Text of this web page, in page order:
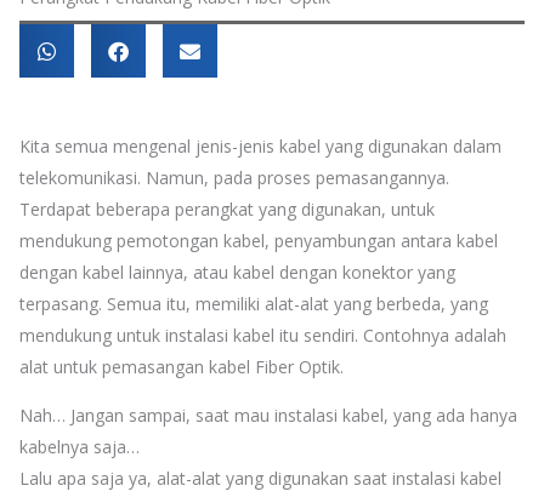
Kita semua mengenal jenis-jenis kabel yang digunakan dalam
telekomunikasi. Namun, pada proses pemasangannya.
Terdapat beberapa perangkat yang digunakan, untuk
mendukung pemotongan kabel, penyambungan antara kabel
dengan kabel lainnya, atau kabel dengan konektor yang
terpasang. Semua itu, memiliki alat-alat yang berbeda, yang
mendukung untuk instalasi kabel itu sendiri. Contohnya adalah
alat untuk pemasangan kabel Fiber Optik.
Nah… Jangan sampai, saat mau instalasi kabel, yang ada hanya
kabelnya saja…
Lalu apa saja ya, alat-alat yang digunakan saat instalasi kabel